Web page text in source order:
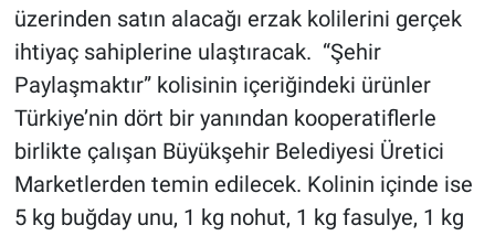
üzerinden satın alacağı erzak kolilerini gerçek
ihtiyaç sahiplerine ulaştıracak. “Şehir
Paylaşmaktır” kolisinin içeriğindeki ürünler
Türkiye’nin dört bir yanından kooperatiflerle
birlikte çalışan Büyükşehir Belediyesi Üretici
Marketlerden temin edilecek. Kolinin içinde ise
5 kg buğday unu, 1 kg nohut, 1 kg fasulye, 1 kg